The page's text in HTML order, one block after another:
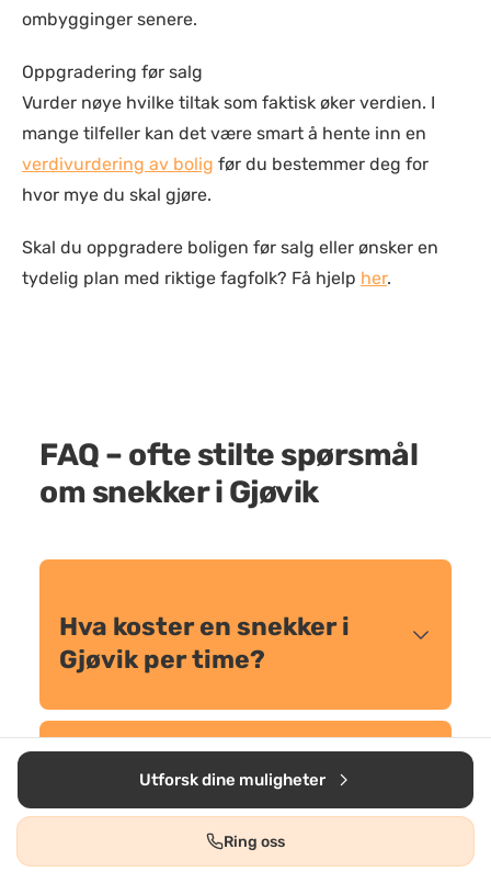
ombygginger senere.
Oppgradering før salg
Vurder nøye hvilke tiltak som faktisk øker verdien. I
mange tilfeller kan det være smart å hente inn en
verdivurdering av bolig før du bestemmer deg for
hvor mye du skal gjøre.
Skal du oppgradere boligen før salg eller ønsker en
tydelig plan med riktige fagfolk? Få hjelp her.
FAQ – ofte stilte spørsmål
om snekker i Gjøvik
Hva koster en snekker i
Gjøvik per time?
Er det billigere å bruke
fastpris enn timespris?
Utforsk dine muligheter
Ring oss